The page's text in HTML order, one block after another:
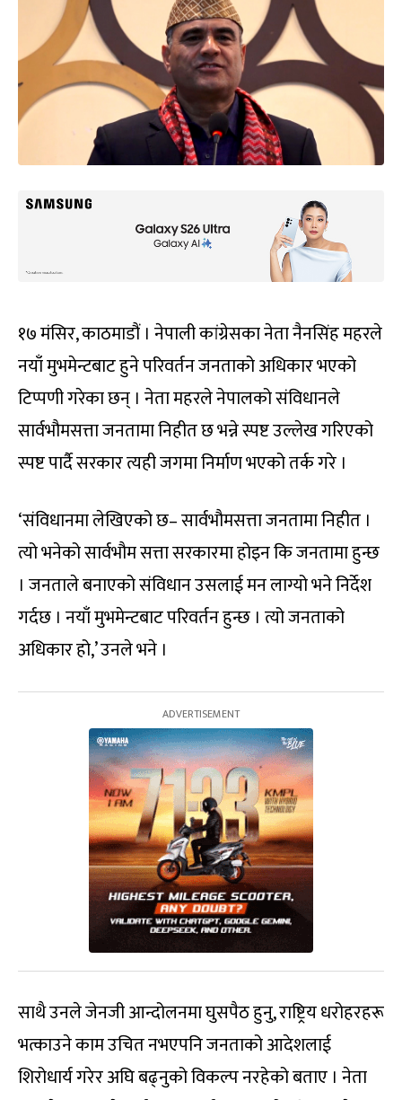
१७ मंसिर, काठमाडौं । नेपाली कांग्रेसका नेता नैनसिंह महरले
नयाँ मुभमेन्टबाट हुने परिवर्तन जनताको अधिकार भएको
टिप्पणी गरेका छन् । नेता महरले नेपालको संविधानले
सार्वभौमसत्ता जनतामा निहीत छ भन्ने स्पष्ट उल्लेख गरिएको
स्पष्ट पार्दै सरकार त्यही जगमा निर्माण भएको तर्क गरे ।
‘संविधानमा लेखिएको छ– सार्वभौमसत्ता जनतामा निहीत ।
त्यो भनेको सार्वभौम सत्ता सरकारमा होइन कि जनतामा हुन्छ
। जनताले बनाएको संविधान उसलाई मन लाग्यो भने निर्देश
गर्दछ । नयाँ मुभमेन्टबाट परिवर्तन हुन्छ । त्यो जनताको
अधिकार हो,’ उनले भने ।
साथै उनले जेनजी आन्दोलनमा घुसपैठ हुनु, राष्ट्रिय धरोहरहरू
भत्काउने काम उचित नभएपनि जनताको आदेशलाई
शिरोधार्य गरेर अघि बढ्नुको विकल्प नरहेको बताए । नेता